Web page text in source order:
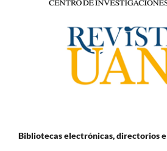
Bibliotecas electrónicas, directorios e